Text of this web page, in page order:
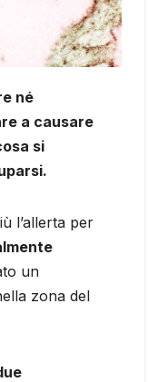
né
a causare
si
l’allerta per
un
zona del